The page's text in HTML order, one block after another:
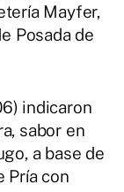
Mayfer,
Posada de
indicaron
sabor en
a base de
Pría con